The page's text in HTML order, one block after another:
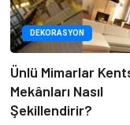
DEKORASYON
Ünlü Mimarlar
Mekânları Nasıl
Şekillendirir?